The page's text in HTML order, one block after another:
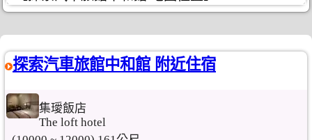
探索汽車旅館中和館 附近住宿
集璦飯店
The loft hotel